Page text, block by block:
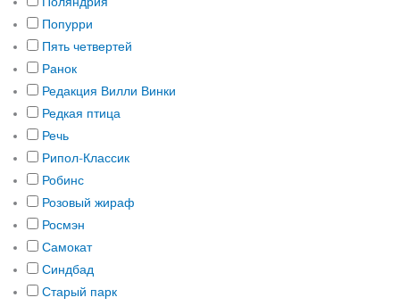
Попурри
Пять четвертей
Ранок
Редакция Вилли Винки
Редкая птица
Речь
Рипол-Классик
Робинс
Розовый жираф
Росмэн
Самокат
Синдбад
Старый парк